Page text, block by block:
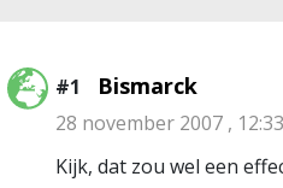
#1 Bismarck
28 november 2007 , 12:33
Kijk, dat zou wel een